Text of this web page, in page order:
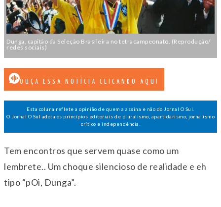
Dunga, capitão da Seleção Brasileira no tetracampeonato. (Reprodução/
redes sociais)
OUÇA ESSA NOTÍCIA CLICANDO AQUI
Esta coluna reflete a opinião de quem a assina e não do Jornal O Sul.
O Jornal O Sul adota os princípios editoriais de pluralismo, apartidarismo, jornalismo
crítico e independência.
Tem encontros que servem quase como um
lembrete.. Um choque silencioso de realidade e eh
tipo “pOi, Dunga”.